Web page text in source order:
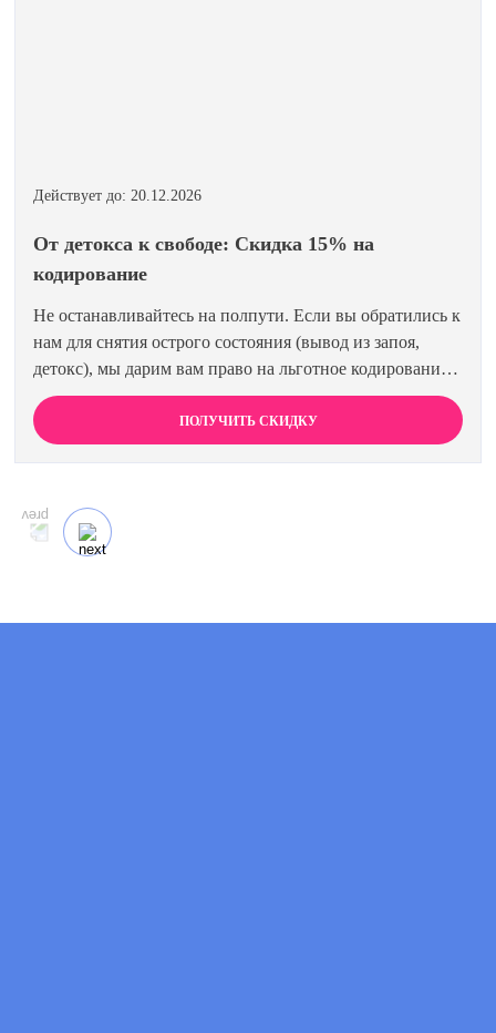
Действует до: 20.12.2026
От детокса к свободе: Скидка 15% на
кодирование
Не останавливайтесь на полпути. Если вы обратились к
нам для снятия острого состояния (вывод из запоя,
детокс), мы дарим вам право на льготное кодирование.
Просто предъявите документ об оплате первичной
процедуры, и получите скидку 15% на любой метод
кодирования в нашей клинике. Ваш путь к трезвости
ПОЛУЧИТЬ СКИДКУ